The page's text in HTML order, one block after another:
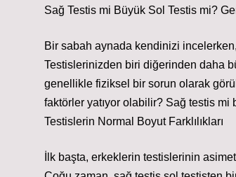
Sağ Testis mi Büyük Sol Testis mi?
Bir sabah aynada kendinizi
Testislerinizden biri diğerinden daha
genellikle fiziksel bir sorun olarak
faktörler yatıyor olabilir? Sağ testis
Testislerin Normal Boyut Farklılıkları
İlk başta, erkeklerin testislerinin